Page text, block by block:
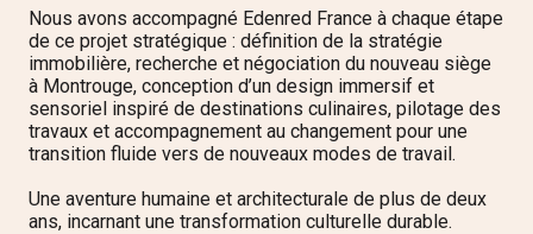
Nous avons accompagné Edenred France à chaque étape
de ce projet stratégique : définition de la stratégie
immobilière, recherche et négociation du nouveau siège
à Montrouge, conception d’un design immersif et
sensoriel inspiré de destinations culinaires, pilotage des
travaux et accompagnement au changement pour une
transition fluide vers de nouveaux modes de travail.
Une aventure humaine et architecturale de plus de deux
ans, incarnant une transformation culturelle durable.